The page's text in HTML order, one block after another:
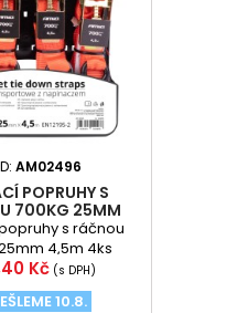
AM02496
POPRUHY S
700KG 25MM
4KSs ráčnou
4,5m 4ks
Kč (s DPH)
10.8.